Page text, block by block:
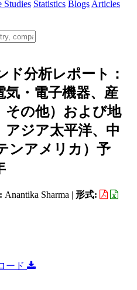
Studies Statistics Blogs Articles
ド分析レポート：
気・電子機器、産
その他）および地
アジア太平洋、中
ンアメリカ）予
Anantika Sharma | 形式:
ード